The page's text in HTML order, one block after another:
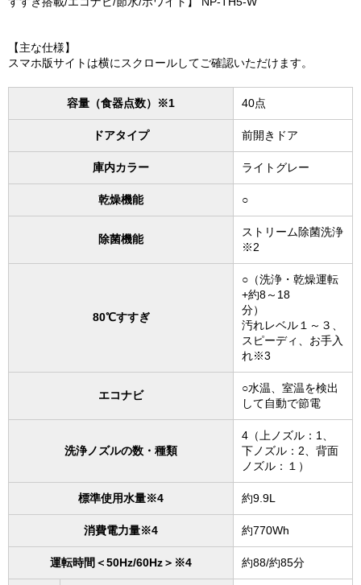
【主な仕様】
スマホ版サイトは横にスクロールしてご確認いただけます。
容量（食器点数）※1 40点
ドアタイプ 前開きドア
庫内カラー ライトグレー
乾燥機能 ○
除菌機能
ストリーム除菌洗浄
※2
80℃すすぎ
○（洗浄・乾燥運転
+約8～18
分）
汚れレベル１～３、
スピーディ、お手入
れ※3
エコナビ
○水温、室温を検出
して自動で節電
洗浄ノズルの数・種類
4（上ノズル：1、
下ノズル：2、背面
ノズル：１）
標準使用水量※4 約9.9L
消費電力量※4 約770Wh
運転時間＜50Hz/60Hz＞※4 約88/約85分